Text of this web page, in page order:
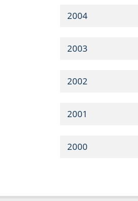
2004
2003
2002
2001
2000